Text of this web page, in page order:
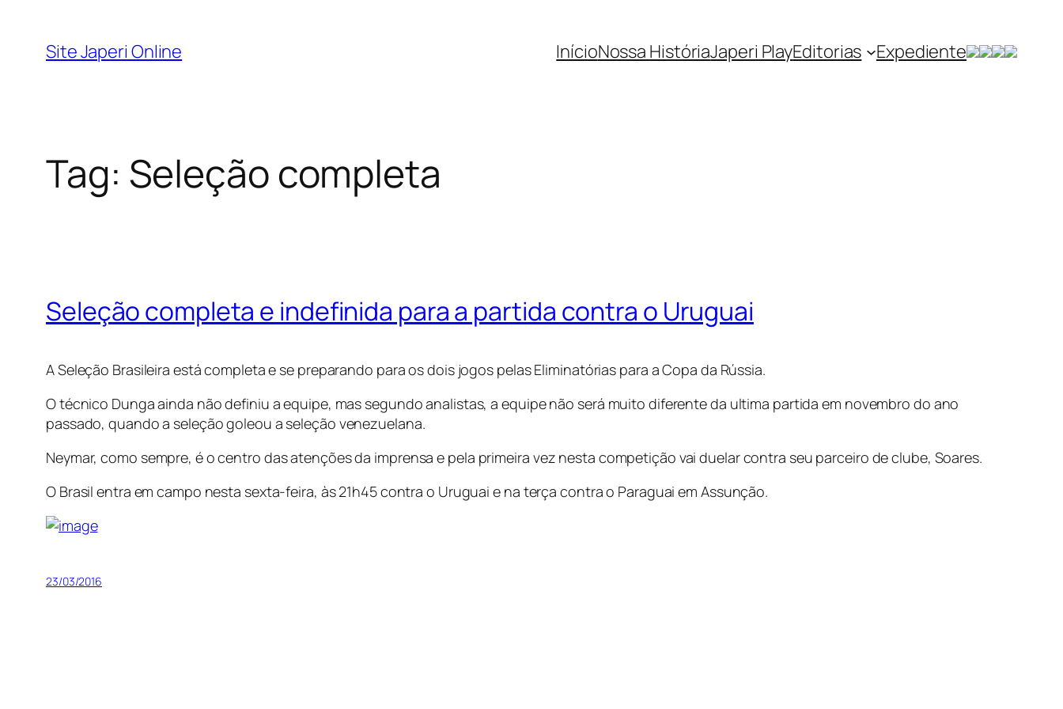
Site Japeri Online InícioNossa HistóriaJaperi PlayEditorias Expediente
Tag: Seleção completa
Seleção completa e indefinida para a partida contra o Uruguai
A Seleção Brasileira está completa e se preparando para os dois jogos pelas Eliminatórias para a Copa da Rússia.
O técnico Dunga ainda não definiu a equipe, mas segundo analistas, a equipe não será muito diferente da ultima partida em novembro do ano
passado, quando a seleção goleou a seleção venezuelana.
Neymar, como sempre, é o centro das atenções da imprensa e pela primeira vez nesta competição vai duelar contra seu parceiro de clube, Soares.
O Brasil entra em campo nesta sexta-feira, às 21h45 contra o Uruguai e na terça contra o Paraguai em Assunção.
23/03/2016